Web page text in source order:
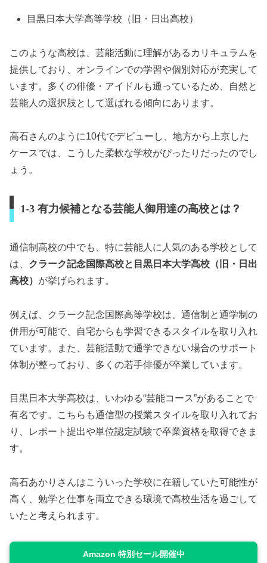
目黒日本大学高等学校（旧・日出高校）
このような高校は、芸能活動に理解があるカリキュラムを
提供しており、オンラインでの学習や個別対応が充実して
います。多くの俳優・アイドルも通っているため、自然と
芸能人の選択肢として選ばれる傾向にあります。
高石さんのように10代でデビューし、地方から上京した
ケースでは、こうした柔軟な学校がぴったりだったのでし
ょう。
1-3 有力候補となる芸能人御用達の高校とは？
通信制高校の中でも、特に芸能人に人気のある学校として
は、 クラーク記念国際高校と目黒日本大学高校（旧・日出
高校） が挙げられます。
例えば、クラーク記念国際高等学校は、通信制と通学制の
併用が可能で、自宅からも学習できるスタイルを取り入れ
ています。また、芸能活動で通学できない場合のサポート
体制が整っており、多くの若手俳優が卒業しています。
目黒日本大学高校は、いわゆる“芸能コース”があることで
有名です。こちらも通信型の授業スタイルを取り入れてお
り、レポート提出や単位認定試験で卒業資格を取得できま
す。
高石あかりさんはこういった学校に在籍していた可能性が
高く、勉学と仕事を両立できる環境で高校生活を過ごして
いたと考えられます。
Amazon 特別セール開催中